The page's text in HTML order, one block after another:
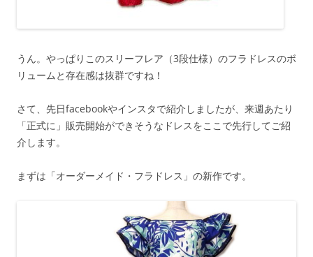
うん。やっぱりこのスリーフレア（3段仕様）のフラドレスのボ
リュームと存在感は抜群ですね！
さて、先日facebookやインスタで紹介しましたが、来週あたり
「正式に」販売開始ができそうなドレスをここで先行してご紹
介します。
まずは「オーダーメイド・フラドレス」の新作です。